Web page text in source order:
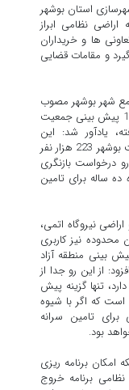
استان بوشهر
نظامی ابراز
ها و خریداران
و مقامات قضایی
شهر بوشهر مصوب
سال 1388 در شورای عالی شهرسازی، در افق 1400 پیش بینی جمعیت
یادآور شد: این
درحالیست که براساس آخرین سرشماری، جمعیت بوشهر 223 هزار نفر
درخواست بازنگری
ساله برای تامین
نیروگاه اتمی،
نیز کاربری
بینی منطقه آزاد
از این رو جدا از
تنها گزینه پیش
است که اگر با شیوه
تامین سرانه
بود.
امکان برنامه ریزی
برنامه خروج